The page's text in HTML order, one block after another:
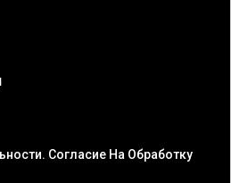
Согласие На Обработку